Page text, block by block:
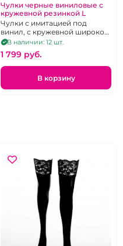
Чулки черные виниловые с
кружевной резинкой L
Чулки с имитацией под
винил, с кружевной широкой
резинкой на силиконовой
основе
В наличии: 12 шт.
1 799 pуб.
В корзину